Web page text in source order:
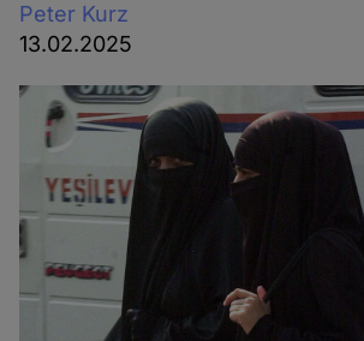
Peter Kurz
13.02.2025